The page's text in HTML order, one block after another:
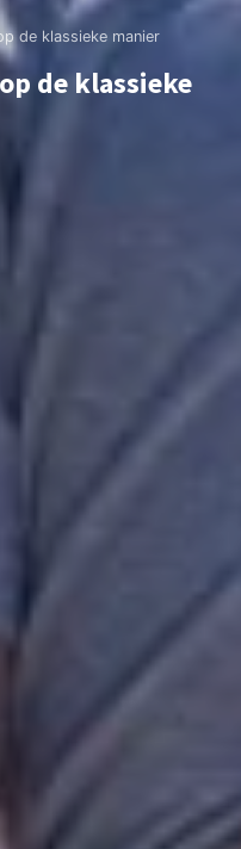
de klassieke manier
de klassieke